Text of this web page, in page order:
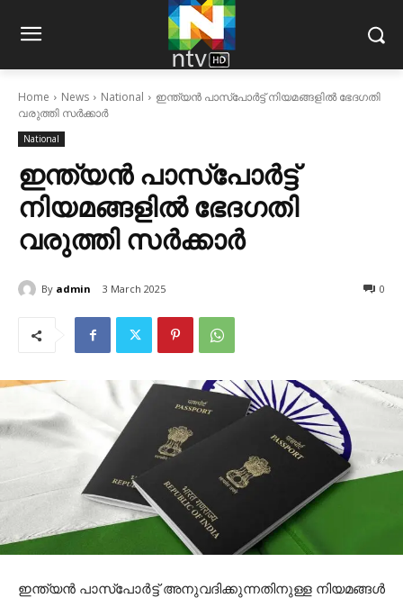
Home News National
ഇന്ത്യന്‍ പാസ്‌പോര്‍ട്ട് നിയമങ്ങളില്‍ ഭേദഗതി
വരുത്തി സര്‍ക്കാര്‍
National
ഇന്ത്യന്‍ പാസ്‌പോര്‍ട്ട്
നിയമങ്ങളില്‍ ഭേദഗതി
വരുത്തി സര്‍ക്കാര്‍
By admin 3 March 2025 0
ഇന്ത്യന്‍ പാസ്‌പോര്‍ട്ട് അനുവദിക്കുന്നതിനുള്ള നിയമങ്ങള്‍